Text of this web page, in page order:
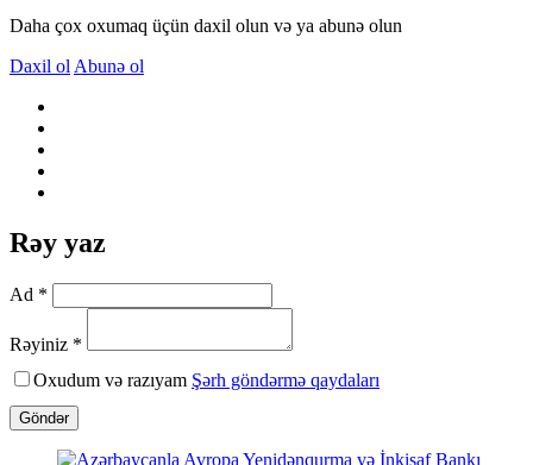
Daha çox oxumaq üçün daxil olun və ya abunə olun
Daxil ol Abunə ol
Rəy yaz
Ad *
Rəyiniz *
Oxudum və razıyam Şərh göndərmə qaydaları
Göndər